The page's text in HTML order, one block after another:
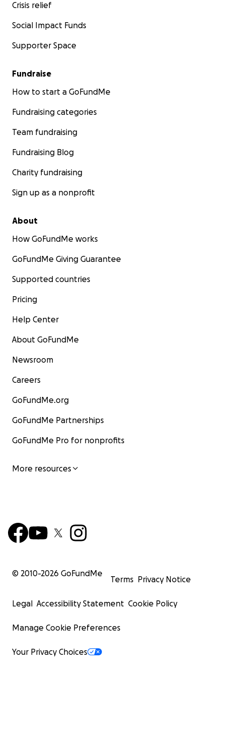
Crisis relief
Social Impact Funds
Supporter Space
Fundraise
How to start a GoFundMe
Fundraising categories
Team fundraising
Fundraising Blog
Charity fundraising
Sign up as a nonprofit
About
How GoFundMe works
GoFundMe Giving Guarantee
Supported countries
Pricing
Help Center
About GoFundMe
Newsroom
Careers
GoFundMe.org
GoFundMe Partnerships
GoFundMe Pro for nonprofits
More resources
© 2010-2026 GoFundMe
Terms Privacy Notice
Legal Accessibility Statement Cookie Policy
Manage Cookie Preferences
Your Privacy Choices